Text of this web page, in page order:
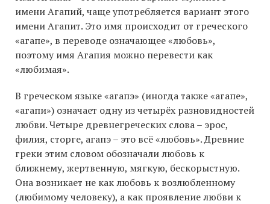
имени Агапий, чаще употребляется вариант этого
имени Агапит. Это имя происходит от греческого
«агапе», в переводе означающее «любовь»,
поэтому имя Агапия можно перевести как
«любимая».
В греческом языке «агапэ» (иногда также «агапе»,
«агапи») означает одну из четырёх разновидностей
любви. Четыре древнегреческих слова – эрос,
филия, сторге, агапэ – это всё «любовь». Древние
греки этим словом обозначали любовь к
ближнему, жертвенную, мягкую, бескорыстную.
Она возникает не как любовь к возлюбленному
(любимому человеку), а как проявление любви к